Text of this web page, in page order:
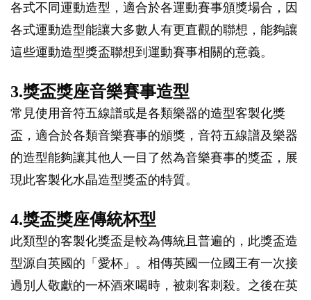
各式不同運動造型，適合於各運動賽事頒獎場合，因
各式運動造型能讓大多數人有更直觀的聯想，能夠讓
這些運動造型獎盃聯想到運動賽事相關的意義。
3.獎盃獎座音樂賽事造型
常見使用音符五線譜或是各類樂器的造型客製化獎
盃，適合於各類音樂賽事的頒獎，音符五線譜及樂器
的造型能夠讓其他人一目了然為音樂賽事的獎盃，展
現此客製化水晶造型獎盃的特質。
4.獎盃獎座傳統杯型
此類型的客製化獎盃是較為傳統且普遍的，此獎盃造
型源自英國的「愛杯」。相傳英國一位國王有一次接
過別人敬獻的一杯酒來喝時，被刺客刺殺。之後在英